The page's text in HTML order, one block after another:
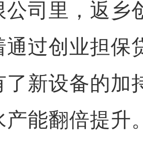
公司里，返乡
通过创业担保
了新设备的加
产能翻倍提升